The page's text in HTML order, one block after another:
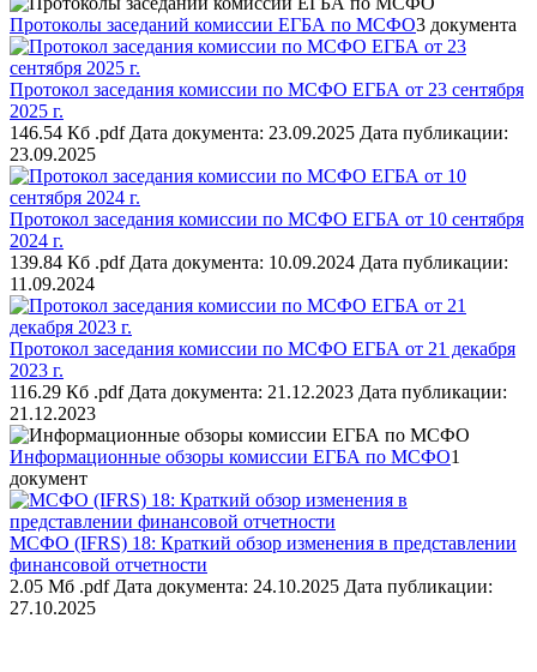
Протоколы заседаний комиссии ЕГБА по МСФО3 документа
Протокол заседания комиссии по МСФО ЕГБА от 23 сентября
2025 г.
146.54 Кб .pdf Дата документа: 23.09.2025 Дата публикации:
23.09.2025
Протокол заседания комиссии по МСФО ЕГБА от 10 сентября
2024 г.
139.84 Кб .pdf Дата документа: 10.09.2024 Дата публикации:
11.09.2024
Протокол заседания комиссии по МСФО ЕГБА от 21 декабря
2023 г.
116.29 Кб .pdf Дата документа: 21.12.2023 Дата публикации:
21.12.2023
Информационные обзоры комиссии ЕГБА по МСФО1
документ
МСФО (IFRS) 18: Краткий обзор изменения в представлении
финансовой отчетности
2.05 Мб .pdf Дата документа: 24.10.2025 Дата публикации:
27.10.2025